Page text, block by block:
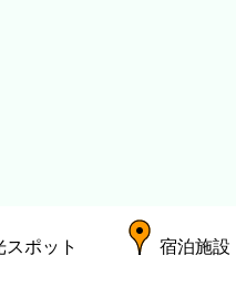
スポット 宿泊施設